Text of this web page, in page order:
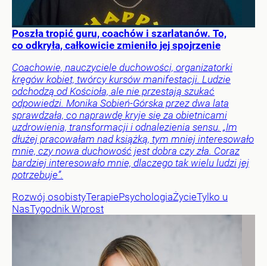
Poszła tropić guru, coachów i szarlatanów. To,
co odkryła, całkowicie zmieniło jej spojrzenie
Coachowie, nauczyciele duchowości, organizatorki
kręgów kobiet, twórcy kursów manifestacji. Ludzie
odchodzą od Kościoła, ale nie przestają szukać
odpowiedzi. Monika Sobień-Górska przez dwa lata
sprawdzała, co naprawdę kryje się za obietnicami
uzdrowienia, transformacji i odnalezienia sensu. „Im
dłużej pracowałam nad książką, tym mniej interesowało
mnie, czy nowa duchowość jest dobra czy zła. Coraz
bardziej interesowało mnie, dlaczego tak wielu ludzi jej
potrzebuje”.
Rozwój osobistyTerapiePsychologiaŻycieTylko u
NasTygodnik Wprost